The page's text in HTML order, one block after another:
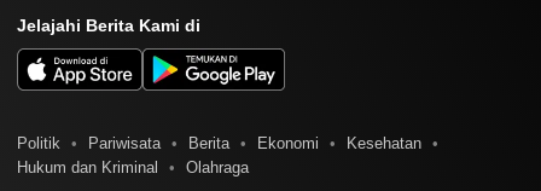
Jelajahi Berita Kami di
Politik Pariwisata Berita Ekonomi
Kesehatan
Hukum dan Kriminal
Olahraga